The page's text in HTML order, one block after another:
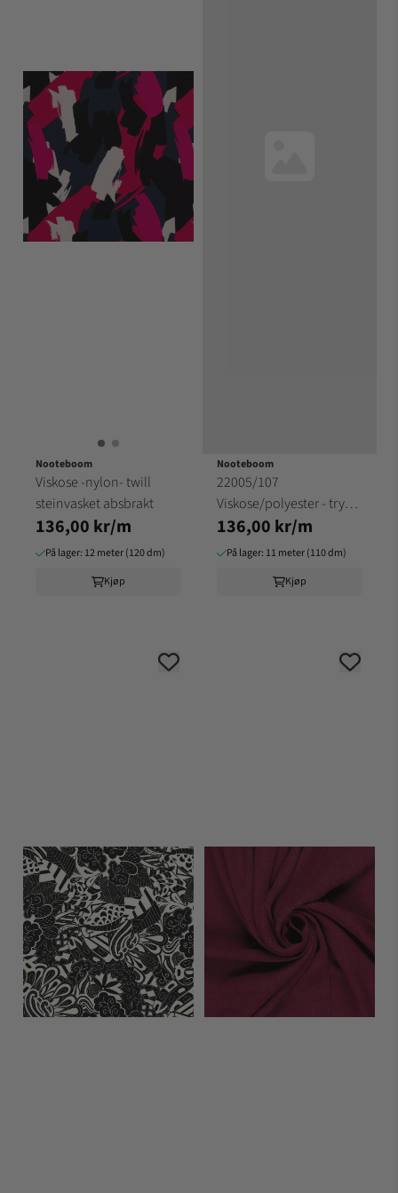
Nooteboom
Viskose -nylon- twill
steinvasket absbrakt
136,00 kr/m
På lager: 12 meter (120 dm)
Kjøp
Nooteboom
22005/107
Viskose/polyester - tryk
tabstrakt mønster
136,00 kr/m
På lager: 11 meter (110 dm)
Kjøp